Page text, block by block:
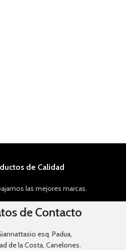
de Calidad
las mejores marcas.
de Contacto
esq. Padua,
de la Costa, Canelones.